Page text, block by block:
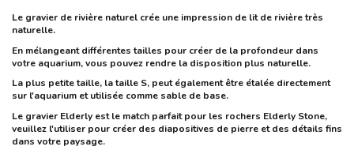
Le gravier de rivière naturel crée une impression de lit de rivière très
naturelle.
En mélangeant différentes tailles pour créer de la profondeur dans
votre aquarium, vous pouvez rendre la disposition plus naturelle.
La plus petite taille, la taille S, peut également être étalée directement
sur l'aquarium et utilisée comme sable de base.
Le gravier Elderly est le match parfait pour les rochers Elderly Stone,
veuillez l'utiliser pour créer des diapositives de pierre et des détails fins
dans votre paysage.